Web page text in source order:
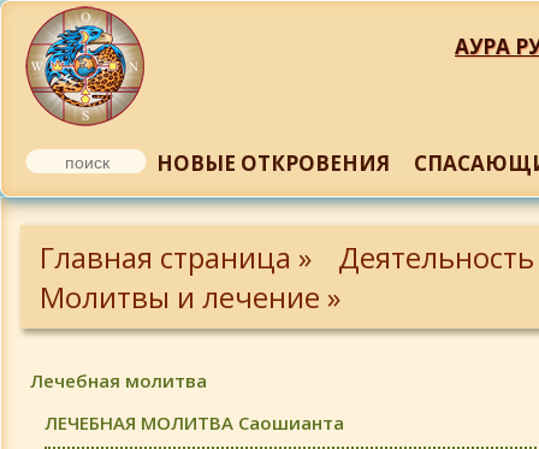
АУРА
НОВЫЕ ОТКРОВЕНИЯ
Главная страница »
Молитвы и лечение »
Лечебная молитва
ЛЕЧЕБНАЯ МОЛИТВА Саошианта
Симптомы и классификация
Энергетические упражнения
Молитвы Божествам (начало)